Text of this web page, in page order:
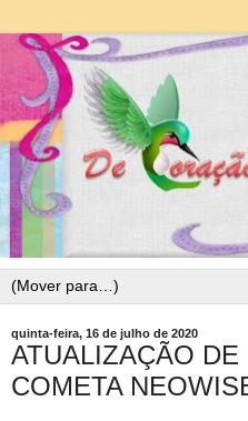
quinta-feira, 16 de julho de 2020
ATUALIZAÇÃO
COMETA